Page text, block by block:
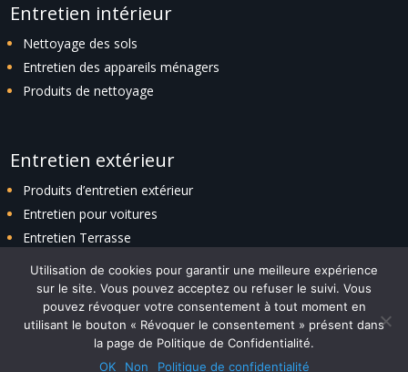
Entretien intérieur
Nettoyage des sols
Entretien des appareils ménagers
Produits de nettoyage
Entretien extérieur
Produits d’entretien extérieur
Entretien pour voitures
Entretien Terrasse
Entretien espaces verts
Plan du site| Politique de confidentialité| Contact
Design with ❤️ by ADITIKS
– © 2023 TENDANCESMAISON.FR – Tous
Utilisation de cookies pour garantir une meilleure expérience
sur le site. Vous pouvez acceptez ou refuser le suivi. Vous
pouvez révoquer votre consentement à tout moment en
utilisant le bouton « Révoquer le consentement » présent dans
la page de Politique de Confidentialité.
OK
Non Politique de confidentialité